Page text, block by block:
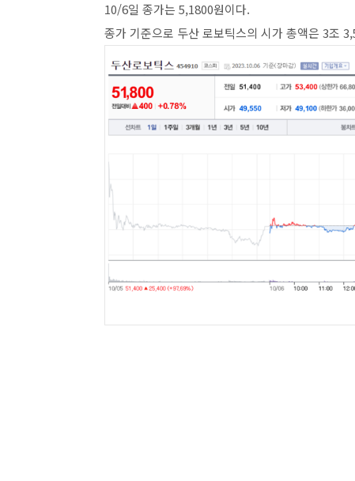
10/6일 종가는 5,1800원이다.
종가 기준으로 두산 로보틱스의 시가 총액은 3조